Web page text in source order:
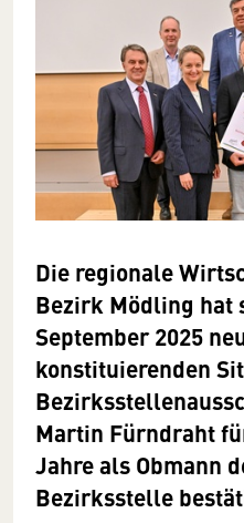
Die regionale
Bezirk Mödling hat
September 2025
konstituierenden
Martin Fürndraht
Jahre als Obmann
Bezirksstelle